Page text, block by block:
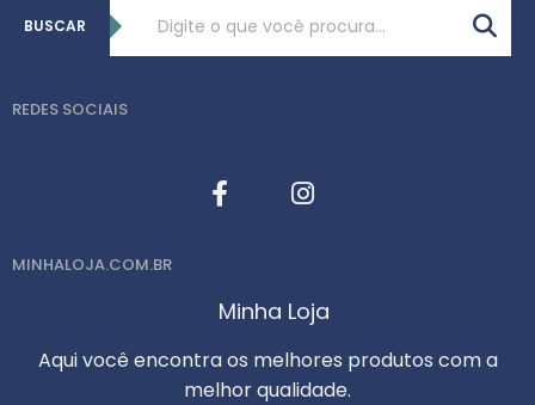
BUSCAR
REDES SOCIAIS
MINHALOJA.COM.BR
Minha Loja
Aqui você encontra os melhores produtos com a
melhor qualidade.